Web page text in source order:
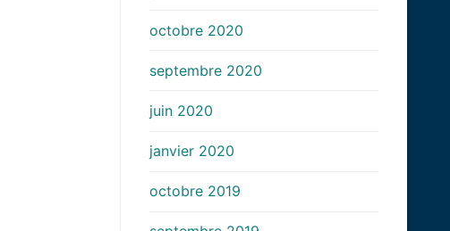
octobre 2020
septembre 2020
juin 2020
janvier 2020
octobre 2019